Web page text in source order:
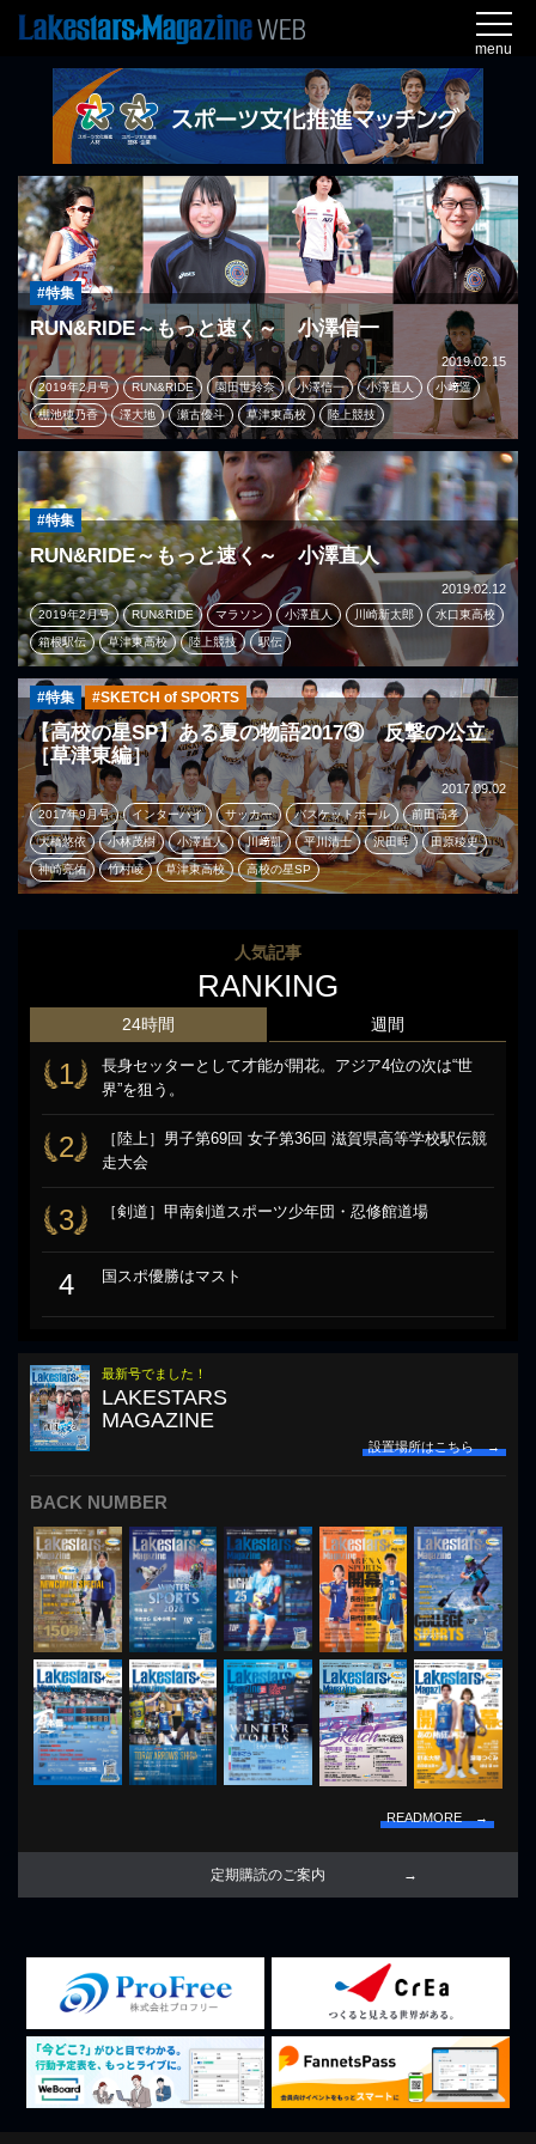
menu
#特集
RUN&RIDE～もっと速く～ 小澤信一
2019.02.15
2019年2月号 RUN&RIDE 園田世玲奈 小澤信一 小澤直人 小﨑遥
棚池穂乃香 澤大地 瀬古優斗 草津東高校 陸上競技
#特集
RUN&RIDE～もっと速く～ 小澤直人
2019.02.12
2019年2月号 RUN&RIDE マラソン 小澤直人 川崎新太郎 水口東高校
箱根駅伝 草津東高校 陸上競技 駅伝
#特集 #SKETCH of SPORTS
【高校の星SP】ある夏の物語2017③ 反撃の公立
［草津東編］
2017.09.02
2017年9月号 インターハイ サッカー バスケットボール 前田高孝
大橋悠依 小林茂樹 小澤直人 川﨑凱 平川清士 沢田時 田原稜史
神崎亮佑 竹村崚 草津東高校 高校の星SP
人気記事
RANKING
24時間
1
長身セッターとして才能が開花。アジア4位の次は“世
界”を狙う。
2
［陸上］男子第69回 女子第36回 滋賀県高等学校駅伝競
走大会
3 ［剣道］甲南剣道スポーツ少年団・忍修館道場
4 国スポ優勝はマスト
週間
最新号でました！
LAKESTARS
MAGAZINE
設置場所はこちら →
BACK NUMBER
READMORE →
定期購読のご案内